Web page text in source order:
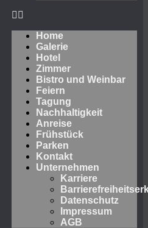
Home
Galerie
Hotel
Zimmer
Bistro und Weinbar
Feiern
Tagung
Nachhaltigkeit
Anreise
Frühstück
Parken
Kontakt
Unternehmen
Karriere
Datenschutz
Impressum
AGB